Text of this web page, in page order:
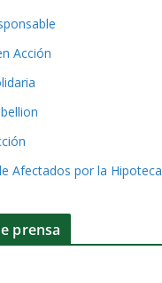
Acción
Afectados por la Hipoteca
prensa